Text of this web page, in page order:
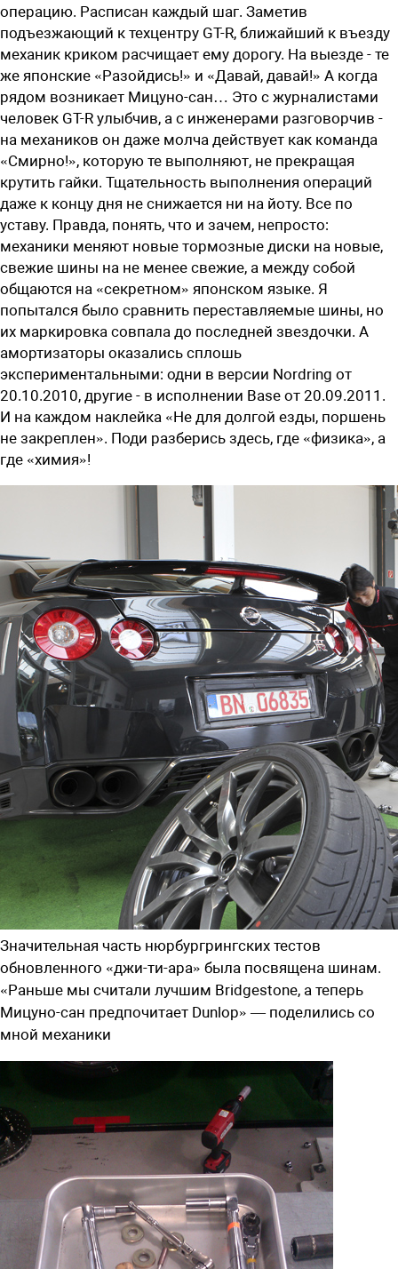
операцию. Расписан каждый шаг. Заметив
подъезжающий к техцентру GT-R, ближайший к въезду
механик криком расчищает ему дорогу. На выезде - те
же японские «Разойдись!» и «Давай, давай!» А когда
рядом возникает Мицуно-сан… Это с журналистами
человек GT-R улыбчив, а с инженерами разговорчив -
на механиков он даже молча действует как команда
«Смирно!», которую те выполняют, не прекращая
крутить гайки. Тщательность выполнения операций
даже к концу дня не снижается ни на йоту. Все по
уставу. Правда, понять, что и зачем, непросто:
механики меняют новые тормозные диски на новые,
свежие шины на не менее свежие, а между собой
общаются на «секретном» японском языке. Я
попытался было сравнить переставляемые шины, но
их маркировка совпала до последней звездочки. А
амортизаторы оказались сплошь
экспериментальными: одни в версии Nordring от
20.10.2010, другие - в исполнении Base от 20.09.2011.
И на каждом наклейка «Не для долгой езды, поршень
не закреплен». Поди разберись здесь, где «физика», а
где «химия»!
Значительная часть нюрбургрингских тестов
обновленного «джи-ти-ара» была посвящена шинам.
«Раньше мы считали лучшим Bridgestone, а теперь
Мицуно-сан предпочитает Dunlop» — поделились со
мной механики